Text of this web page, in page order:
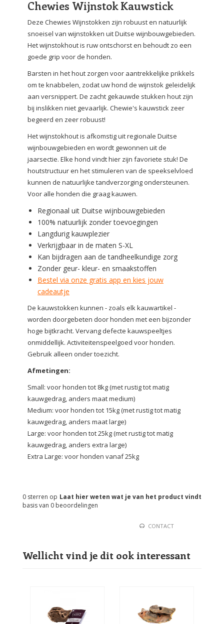
Chewies Wijnstok Kauwstick
Deze Chewies Wijnstokken zijn robuust en natuurlijk
snoeisel van wijnstokken uit Duitse wijnbouwgebieden.
Het wijnstokhout is ruw ontschorst en behoudt zo een
goede grip voor de honden.
Barsten in het hout zorgen voor aantrekkelijke prikkels
om te knabbelen, zodat uw hond de wijnstok geleidelijk
aan versnippert. De zacht gekauwde stukken hout zijn
bij inslikken niet gevaarlijk. Chewie's kauwstick zeer
begeerd en zeer robuust!
Het wijnstokhout is afkomstig uit regionale Duitse
wijnbouwgebieden en wordt gewonnen uit de
jaarsectie. Elke hond vindt hier zijn favoriete stuk! De
houtstructuur en het stimuleren van de speekselvloed
kunnen de natuurlijke tandverzorging ondersteunen.
Voor alle honden die graag kauwen.
Regionaal uit Duitse wijnbouwgebieden
100% natuurlijk zonder toevoegingen
Langdurig kauwplezier
Verkrijgbaar in de maten S-XL
Kan bijdragen aan de tandheelkundige zorg
Zonder geur- kleur- en smaakstoffen
Bestel via onze gratis app en kies jouw
cadeautje
De kauwstokken kunnen - zoals elk kauwartikel -
worden doorgebeten door honden met een bijzonder
hoge bijtkracht. Vervang defecte kauwspeeltjes
onmiddellijk. Activiteitenspeelgoed voor honden.
Gebruik alleen onder toezicht.
Afmetingen:
Small: voor honden tot 8kg (met rustig tot matig
kauwgedrag, anders maat medium)
Medium: voor honden tot 15kg (met rustig tot matig
kauwgedrag, anders maat large)
Large: voor honden tot 25kg (met rustig tot matig
kauwgedrag, anders extra large)
Extra Large: voor honden vanaf 25kg
Laat hier weten wat je van het product vindt
0 sterren op
basis van 0 beoordelingen
CONTACT
Wellicht vind je dit ook interessant